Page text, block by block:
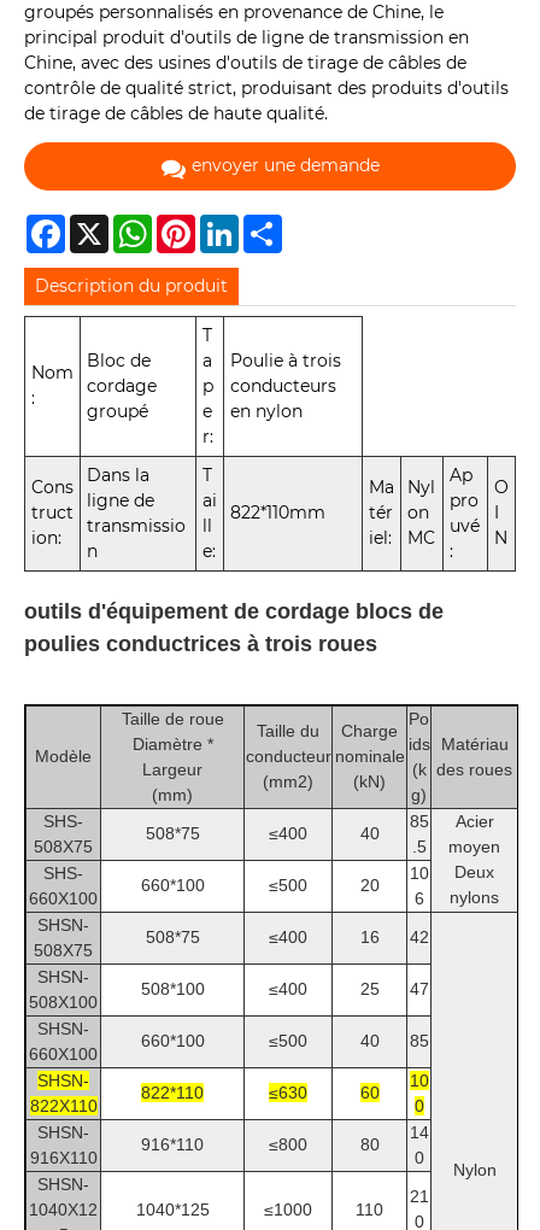
groupés personnalisés en provenance de Chine, le
principal produit d'outils de ligne de transmission en
Chine, avec des usines d'outils de tirage de câbles de
contrôle de qualité strict, produisant des produits d'outils
de tirage de câbles de haute qualité.
envoyer une demande
Facebook
X WhatsAppPinterestLinkedIn
Description du produit
Nom
:
Bloc de
cordage
groupé
T
a
p
e
r:
Poulie à trois
conducteurs
en nylon
Cons
truct
ion:
Dans la
ligne de
transmissio
n
T
ai
ll
e:
822*110mm
Ma
tér
iel:
Nyl
on
MC
Ap
pro
uvé
:
O
I
N
outils d'équipement de cordage blocs de
poulies conductrices à trois roues
Modèle
Taille de roue
Diamètre *
Largeur
(mm)
Taille du
conducteur
(mm2)
Charge
nominale
(kN)
Po
ids
(k
g)
Matériau
des roues
SHS-
508X75
508*75 ≤400 40
85
.5
Acier
moyen
Deux
nylons
SHS-
660X100
660*100 ≤500 20
10
6
SHSN-
508X75
508*75 ≤400 16 42
Nylon
SHSN-
508X100
508*100 ≤400 25 47
SHSN-
660X100
660*100 ≤500 40 85
SHSN-
822X110
822*110 ≤630 60
10
0
SHSN-
916X110
916*110 ≤800 80
14
0
SHSN-
1040X12
1040*125 ≤1000 110
21
0